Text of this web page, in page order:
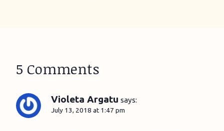
5 Comments
Violeta Argatu says:
July 13, 2018 at 1:47 pm